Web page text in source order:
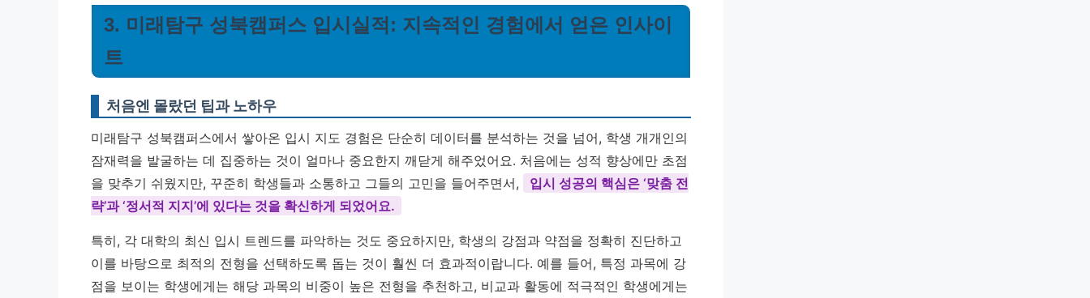
3. 미래탐구 성북캠퍼스 입시실적: 지속적인 경험에서 얻은 인사이
트
처음엔 몰랐던 팁과 노하우
미래탐구 성북캠퍼스에서 쌓아온 입시 지도 경험은 단순히 데이터를 분석하는 것을 넘어, 학생 개개인의
잠재력을 발굴하는 데 집중하는 것이 얼마나 중요한지 깨닫게 해주었어요. 처음에는 성적 향상에만 초점
을 맞추기 쉬웠지만, 꾸준히 학생들과 소통하고 그들의 고민을 들어주면서,
입시 성공의 핵심은 ‘맞춤 전
략’과 ‘정서적 지지’에 있다는 것을 확신하게 되었어요.
특히, 각 대학의 최신 입시 트렌드를 파악하는 것도 중요하지만, 학생의 강점과 약점을 정확히 진단하고
이를 바탕으로 최적의 전형을 선택하도록 돕는 것이 훨씬 더 효과적이랍니다. 예를 들어, 특정 과목에 강
점을 보이는 학생에게는 해당 과목의 비중이 높은 전형을 추천하고, 비교과 활동에 적극적인 학생에게는